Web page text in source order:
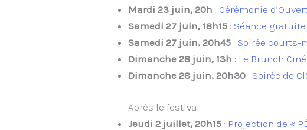
Mardi 23 juin, 20h : Cérémonie
Samedi 27 juin, 18h15 : Séance gratuite
Samedi 27 juin, 20h45 : Soirée courts-
Dimanche 28 juin, 13h : Le Brunch
Dimanche 28 juin, 20h30 : Soirée de
Après le festival
Jeudi 2 juillet, 20h15 : Projection de «